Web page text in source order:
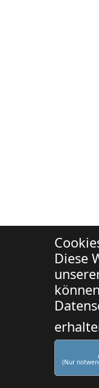
Diese
(Nur